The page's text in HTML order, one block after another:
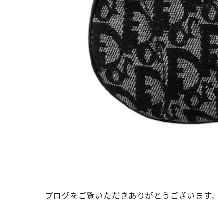
ブログをご覧いただきありがとうございます